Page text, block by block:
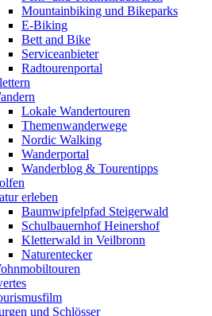
Mountainbiking und Bikeparks
E-Biking
Bett and Bike
Serviceanbieter
Radtourenportal
Lokale Wandertouren
Themenwanderwege
Nordic Walking
Wanderportal
Wanderblog & Tourentipps
erleben
Baumwipfelpfad Steigerwald
Schulbauernhof Heinershof
Kletterwald in Veilbronn
Naturentecker
und Schlösser